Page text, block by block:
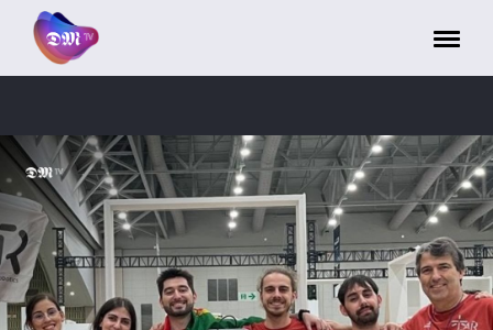
Painel de Gerenciamento de Cookies